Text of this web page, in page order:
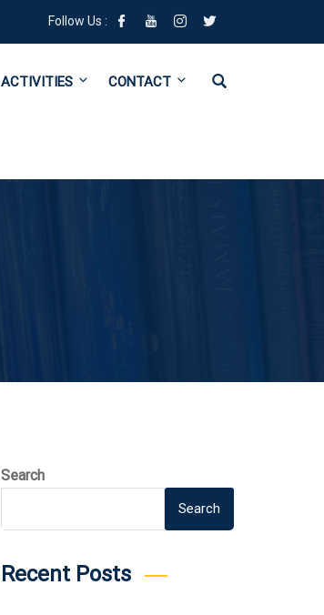
Follow Us :
ACTIVITIES CONTACT
Search
Search
Recent Posts